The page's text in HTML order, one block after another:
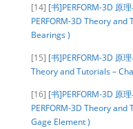
[14] [书]PERFORM-3D 原
PERFORM-3D Theory
Bearings )
[15] [书]PERFORM-3D 原
Theory and Tutorials –
[16] [书]PERFORM-3D 原
PERFORM-3D Theory
Gage Element )